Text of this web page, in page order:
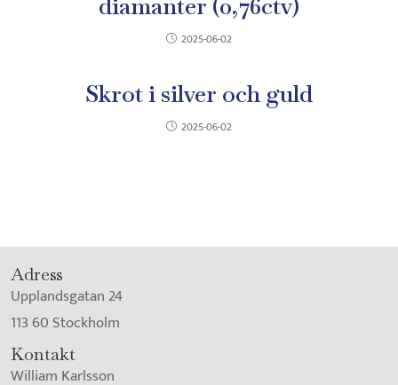
diamanter (0,76ctv)
2025-06-02
Skrot i silver och guld
2025-06-02
Adress
Upplandsgatan 24
113 60 Stockholm
Kontakt
William Karlsson